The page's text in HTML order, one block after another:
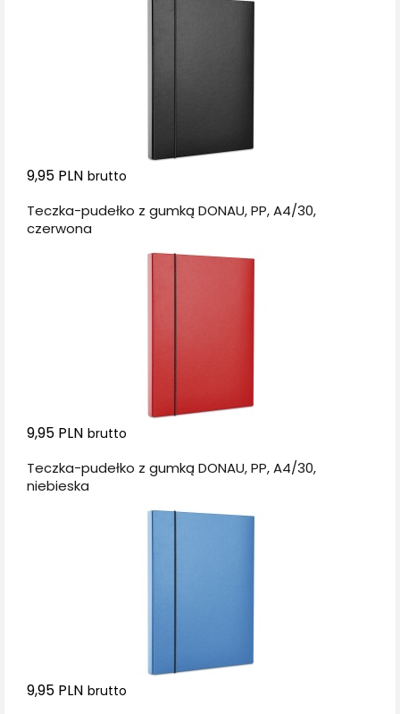
9,95 PLN brutto
Teczka-pudełko z gumką DONAU, PP, A4/30,
czerwona
9,95 PLN brutto
Teczka-pudełko z gumką DONAU, PP, A4/30,
niebieska
9,95 PLN brutto